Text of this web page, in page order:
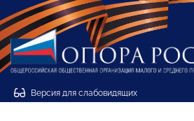
Версия для слабовидящих